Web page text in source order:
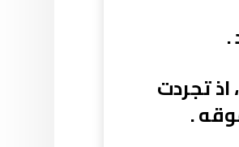
.
تجردت
.